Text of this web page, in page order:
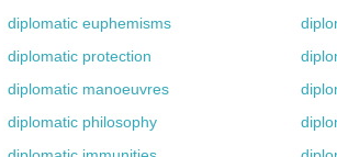
diplomatic euphemisms
diplomatic protection
diplomatic manoeuvres
diplomatic philosophy